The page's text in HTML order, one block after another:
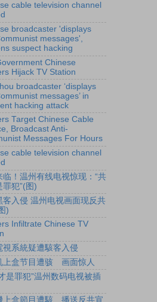
cable television channel
broadcaster 'displays
messages',
suspect hacking
Chinese
Hijack TV Station
broadcaster ‘displays
messages’ in
hacking attack
Target Chinese Cable
Broadcast Anti-
Messages For Hours
cable television channel
临！温州有线电视惊现：“共
罪犯”(图)
客入侵 温州电视画面现反共
)
Infiltrate Chinese TV
視系統疑遭駭客入侵
上盒节目遭骇 画面惊人
是罪犯”温州数码电视被插
上盒節目遭駭 播送反共宣